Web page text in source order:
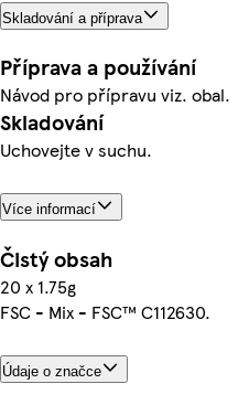
Skladování a příprava
Příprava a používání
Návod pro přípravu viz. obal.
Skladování
Uchovejte v suchu.
Více informací
Čistý obsah
20 x 1.75g
FSC - Mix - FSC™ C112630.
Údaje o značce